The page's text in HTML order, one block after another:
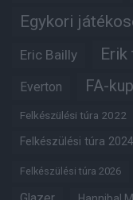
Egykori
Eric Bailly Erik
Everton FA-
Felkészülési túra 2022
Felkészülési túra 2024
Felkészülési túra 2026